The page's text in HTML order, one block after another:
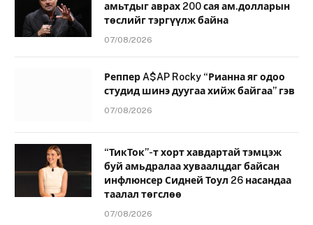
амьтдыг аврах 200 сая ам.долларын
төслийг тэргүүлж байна
07/08/2026
Реппер A$AP Rocky “Рианна яг одоо
студид шинэ дуугаа хийж байгаа” гэв
07/08/2026
“ТикТок”-т хорт хавдартай тэмцэж
буй амьдралаа хуваалцдаг байсан
инфлюнсер Сидней Тоул 26 насандаа
таалал төгслөө
07/08/2026